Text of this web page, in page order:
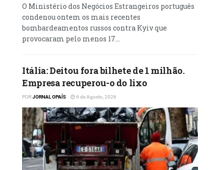
O Ministério dos Negócios Estrangeiros português
condenou ontem os mais recentes
bombardeamentos russos contra Kyiv que
provocaram pelo menos 17...
Itália: Deitou fora bilhete de 1 milhão.
Empresa recuperou-o do lixo
PORJORNAL OPAÍS 6 de Agosto, 2026